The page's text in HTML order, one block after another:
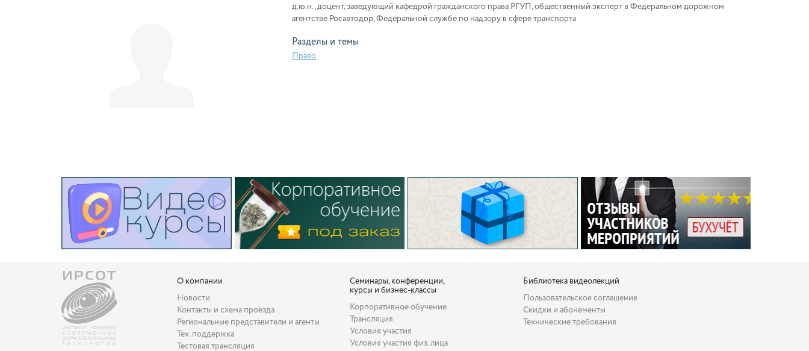
д.ю.н., доцент, заведующий кафедрой гражданского права РГУП, общественный эксперт в Федеральном дорожном
агентстве Росавтодор, Федеральной службе по надзору в сфере транспорта
Разделы и темы
Право
О компании
Новости
Контакты и схема проезда
Региональные представители и агенты
Тех. поддержка
Тестовая трансляция
Семинары, конференции,
курсы и бизнес-классы
Корпоративное обучение
Трансляция
Условия участия
Условия участия физ. лица
Библиотека видеолекций
Пользовательское соглашение
Скидки и абонементы
Технические требования